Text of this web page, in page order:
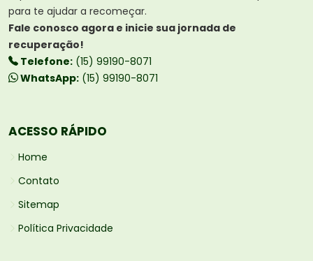
para te ajudar a recomeçar.
Fale conosco agora e inicie sua jornada de
recuperação!
Telefone: (15) 99190-8071
WhatsApp: (15) 99190-8071
ACESSO RÁPIDO
Home
Contato
Sitemap
Política Privacidade